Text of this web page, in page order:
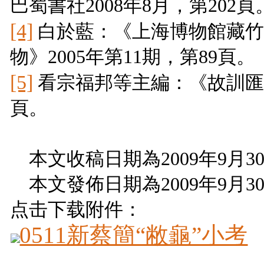
巴蜀書社2008年8 月，第202 頁
[4] 白於藍：《上海博物館藏
物》 2005年第11期，第89頁。
[5] 看宗福邦等主編：《故訓
頁。
本文收稿日期為2009年9 月
本文發佈日期為2009年9 月
点击下载附件：
0511新蔡簡“敝龜”小考